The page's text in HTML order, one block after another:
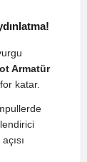
Armatür
katar.